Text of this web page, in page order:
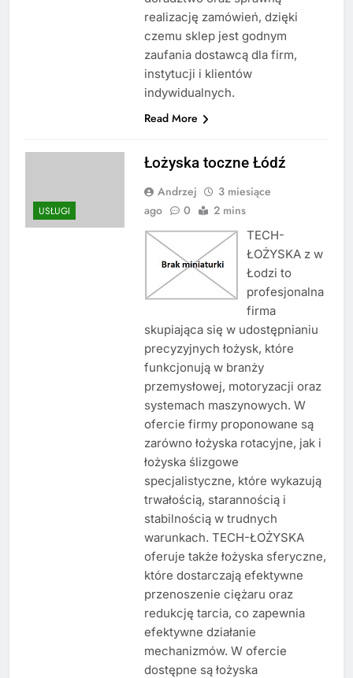
realizację zamówień, dzięki
czemu sklep jest godnym
zaufania dostawcą dla firm,
instytucji i klientów
indywidualnych.
Read More
USŁUGI
Łożyska toczne Łódź
Andrzej
3 miesiące
ago
0 2 mins
TECH-
ŁOŻYSKA z w
Łodzi to
profesjonalna
firma
skupiająca się w udostępnianiu
precyzyjnych łożysk, które
funkcjonują w branży
przemysłowej, motoryzacji oraz
systemach maszynowych. W
ofercie firmy proponowane są
zarówno łożyska rotacyjne, jak i
łożyska ślizgowe
specjalistyczne, które wykazują
trwałością, starannością i
stabilnością w trudnych
warunkach. TECH-ŁOŻYSKA
oferuje także łożyska sferyczne,
które dostarczają efektywne
przenoszenie ciężaru oraz
redukcję tarcia, co zapewnia
efektywne działanie
mechanizmów. W ofercie
dostępne są łożyska